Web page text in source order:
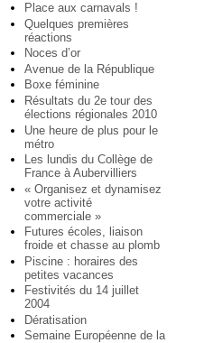
Place aux carnavals !
Quelques premières
réactions
Noces d’or
Avenue de la République
Boxe féminine
Résultats du 2e tour des
élections régionales 2010
Une heure de plus pour le
métro
Les lundis du Collège de
France à Aubervilliers
« Organisez et dynamisez
votre activité
commerciale »
Futures écoles, liaison
froide et chasse au plomb
Piscine : horaires des
petites vacances
Festivités du 14 juillet
2004
Dératisation
Semaine Européenne de la